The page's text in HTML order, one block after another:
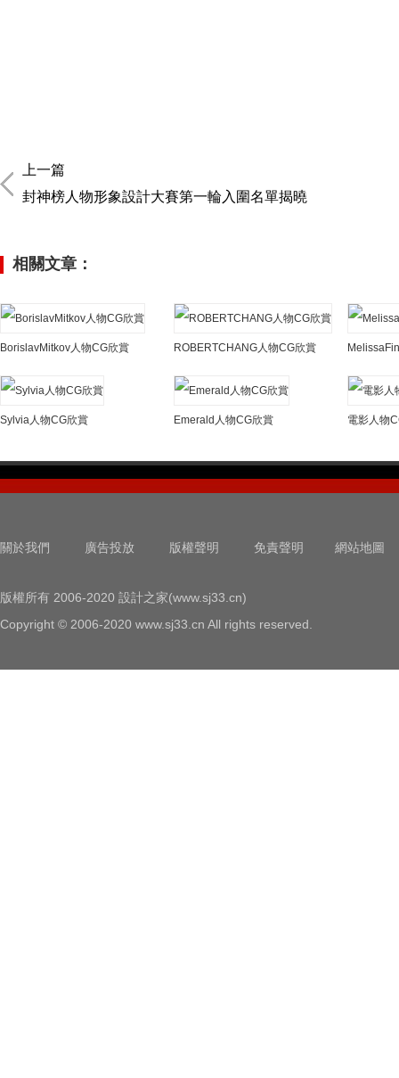
上一篇
封神榜人物形象設計大賽第一輪入圍名單揭曉
相關文章：
BorislavMitkov人物CG欣賞 ROBERTCHANG人物CG欣賞
Sylvia人物CG欣賞 Emerald人物CG欣賞 電影人物
關於我們 廣告投放 版權聲明 免責聲明 網站地圖
版權所有 2006-2020 設計之家(www.sj33.cn)
Copyright © 2006-2020 www.sj33.cn All rights reserved.